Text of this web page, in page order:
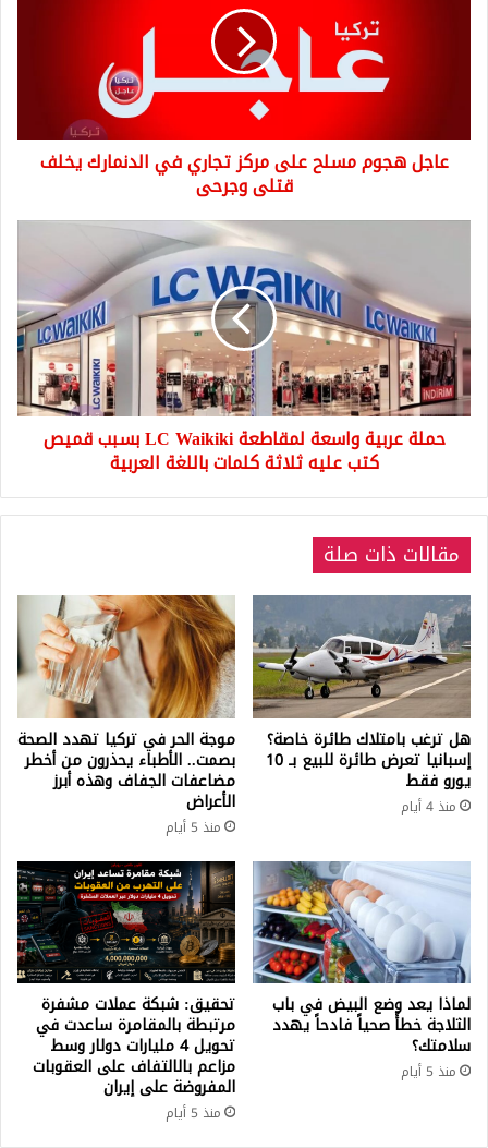
يخلف
قتلىعاجل هجوم مسلح على مركز تجاري في الدنمارك يخلف
قتلى وجرحى
لمقاطعة
LC
Waikiki
بسبب
قميص
كتب
باللغة
حملة عربية واسعة لمقاطعة LC Waikiki بسبب قميص
كتب عليه ثلاثة كلمات باللغة العربية
مقالات ذات صلة
هل ترغب بامتلاك طائرة خاصة؟
إسبانيا تعرض طائرة للبيع بـ 10
يورو فقط
منذ 4 أيام
موجة الحر في تركيا تهدد الصحة
بصمت.. الأطباء يحذرون من أخطر
مضاعفات الجفاف وهذه أبرز
الأعراض
منذ 5 أيام
لماذا يعد وضع البيض في باب
الثلاجة خطأً صحياً فادحاً يهدد
سلامتك؟
منذ 5 أيام
تحقيق: شبكة عملات مشفرة
مرتبطة بالمقامرة ساعدت في
تحويل 4 مليارات دولار وسط
مزاعم بالالتفاف على العقوبات
المفروضة على إيران
منذ 5 أيام